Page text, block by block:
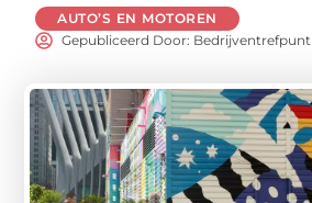
AUTO’S EN MOTOREN
Gepubliceerd Door: Bedrijventrefpunt